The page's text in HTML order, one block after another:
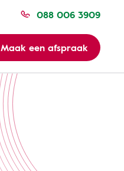
088 006 3909
Maak een afspraak